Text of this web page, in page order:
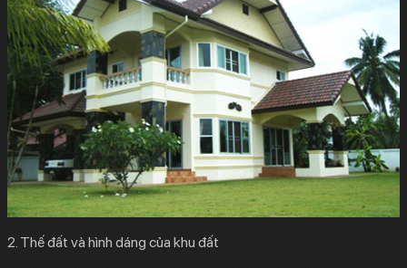
2. Thế đất và hình dáng của khu đất